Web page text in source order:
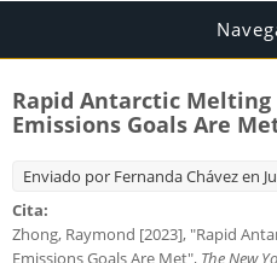
Rapid Antarctic Melting
Emissions Goals Are
Enviado por Fernanda Chávezen
Cita:
Zhong, Raymond [2023], "Rapid
Emissions Goals Are Met", The New